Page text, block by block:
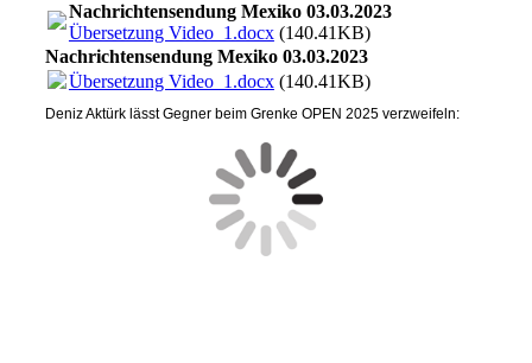
Nachrichtensendung Mexiko 03.03.2023
Übersetzung Video_1.docx(140.41KB)
Nachrichtensendung Mexiko 03.03.2023
Übersetzung Video_1.docx(140.41KB)
Deniz Aktürk lässt Gegner beim Grenke OPEN 2025 verzweifeln: